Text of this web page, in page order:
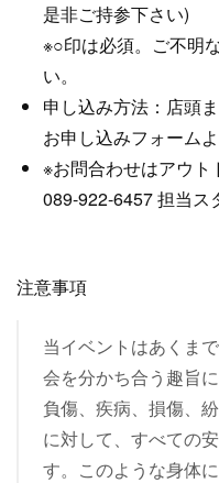
是非ご持参下さい)
※○印は必須。ご不明
い。
申し込み方法：店頭
お申し込みフォーム
※お問合わせはアウ
089-922-6457 担当
注意事項
当イベントはあくま
会を分かち合う趣旨
負傷、疾病、損傷、
に対して、すべての
す。このような身体